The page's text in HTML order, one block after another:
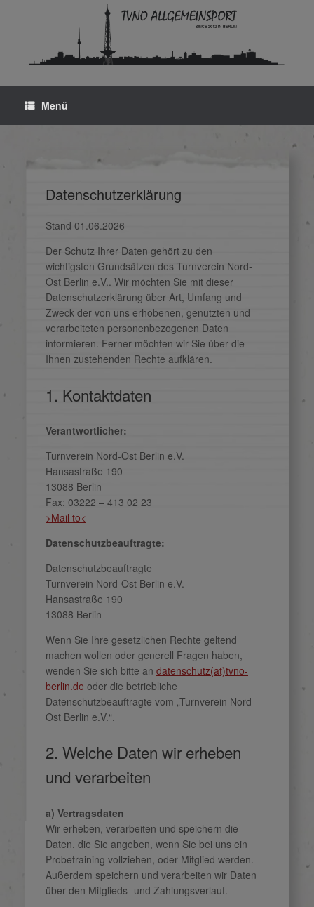
Menü
Datenschutzerklärung
Stand 01.06.2026
Der Schutz Ihrer Daten gehört zu den
wichtigsten Grundsätzen des Turnverein Nord-
Ost Berlin e.V.. Wir möchten Sie mit dieser
Datenschutzerklärung über Art, Umfang und
Zweck der von uns erhobenen, genutzten und
verarbeiteten personenbezogenen Daten
informieren. Ferner möchten wir Sie über die
Ihnen zustehenden Rechte aufklären.
1. Kontaktdaten
Verantwortlicher:
Turnverein Nord-Ost Berlin e.V.
Hansastraße 190
13088 Berlin
Fax: 03222 – 413 02 23
>Mail to<
Datenschutzbeauftragte:
Datenschutzbeauftragte
Turnverein Nord-Ost Berlin e.V.
Hansastraße 190
13088 Berlin
Wenn Sie Ihre gesetzlichen Rechte geltend
machen wollen oder generell Fragen haben,
wenden Sie sich bitte an datenschutz(at)tvno-
berlin.de oder die betriebliche
Datenschutzbeauftragte vom „Turnverein Nord-
Ost Berlin e.V.“.
2. Welche Daten wir erheben
und verarbeiten
a) Vertragsdaten
Wir erheben, verarbeiten und speichern die
Daten, die Sie angeben, wenn Sie bei uns ein
Probetraining vollziehen, oder Mitglied werden.
Außerdem speichern und verarbeiten wir Daten
über den Mitglieds- und Zahlungsverlauf.